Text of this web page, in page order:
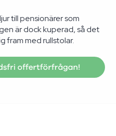
till pensionärer som
är dock kuperad, så det
fram med rullstolar.
offertförfrågan!